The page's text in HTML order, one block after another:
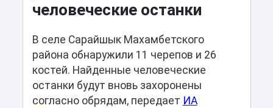
человеческие останки
В селе Сарайшык Махамбетского
района обнаружили 11 черепов и 26
костей. Найденные человеческие
останки будут вновь захоронены
согласно обрядам, передает ИА